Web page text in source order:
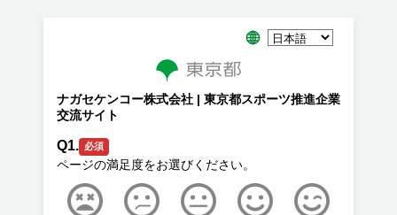
ナガセケンコー株式会社 | 東京都スポーツ推進企業
交流サイト
Q1. 必須